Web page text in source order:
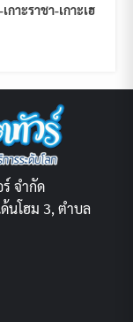
าะราชา-เกาะเฮ
จำกัด
นโฮม 3, ตำบล